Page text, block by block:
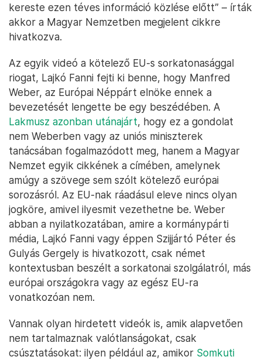
kereste ezen téves információ közlése előtt” – írták
akkor a Magyar Nemzetben megjelent cikkre
hivatkozva.
Az egyik videó a kötelező EU-s sorkatonasággal
riogat, Lajkó Fanni fejti ki benne, hogy Manfred
Weber, az Európai Néppárt elnöke ennek a
bevezetését lengette be egy beszédében. A
Lakmusz azonban utánajárt, hogy ez a gondolat
nem Weberben vagy az uniós miniszterek
tanácsában fogalmazódott meg, hanem a Magyar
Nemzet egyik cikkének a címében, amelynek
amúgy a szövege sem szólt kötelező európai
sorozásról. Az EU-nak ráadásul eleve nincs olyan
jogköre, amivel ilyesmit vezethetne be. Weber
abban a nyilatkozatában, amire a kormánypárti
média, Lajkó Fanni vagy éppen Szijjártó Péter és
Gulyás Gergely is hivatkozott, csak német
kontextusban beszélt a sorkatonai szolgálatról, más
európai országokra vagy az egész EU-ra
vonatkozóan nem.
Vannak olyan hirdetett videók is, amik alapvetően
nem tartalmaznak valótlanságokat, csak
csúsztatásokat: ilyen például az, amikor Somkuti